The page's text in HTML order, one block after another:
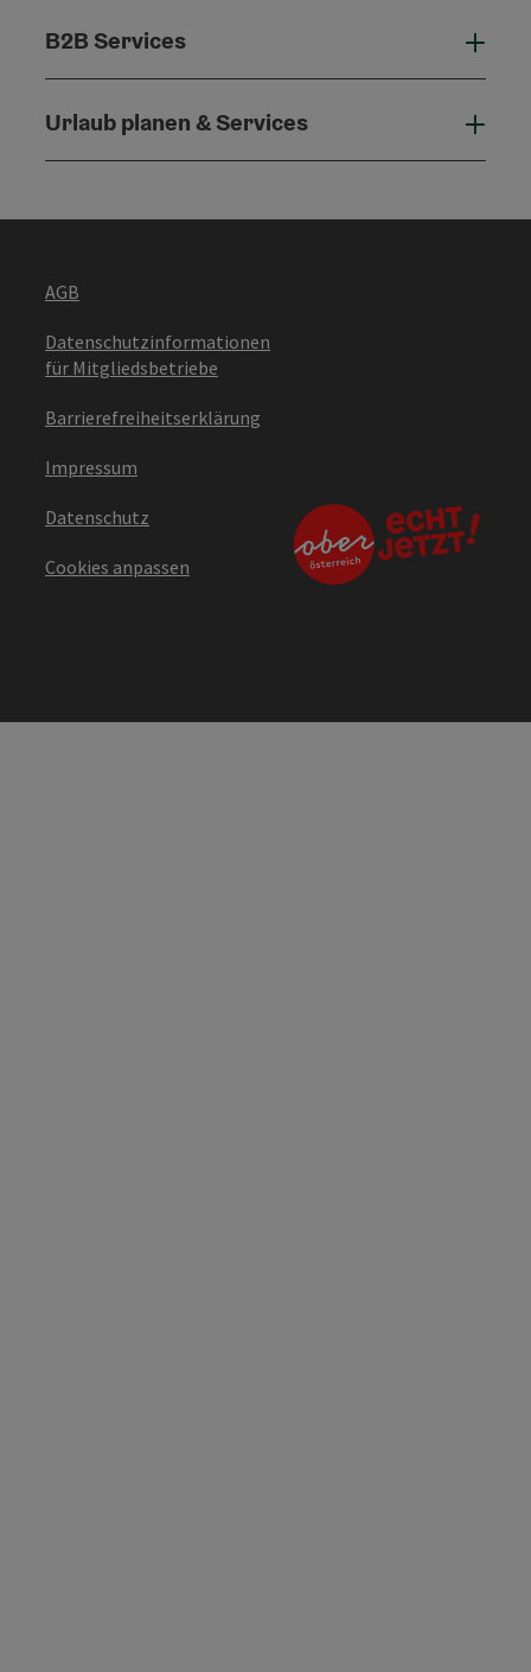
B2B Services
Urlaub planen & Services
AGB
Datenschutzinformationen
für Mitgliedsbetriebe
Barrierefreiheitserklärung
Impressum
Datenschutz
Cookies anpassen